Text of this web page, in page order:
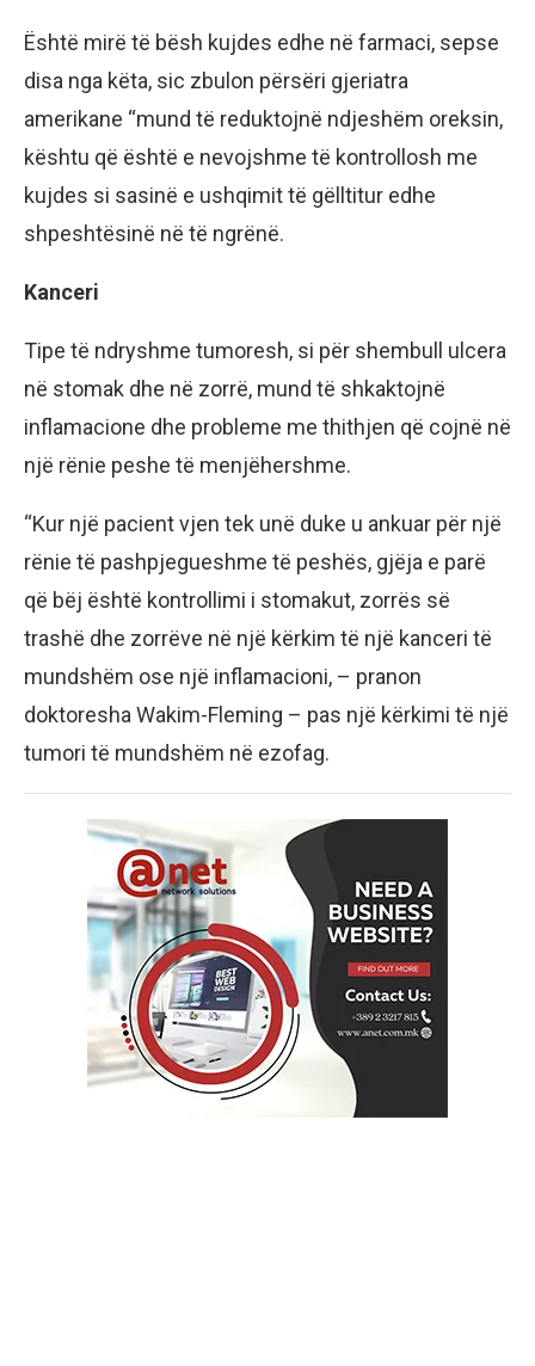
Ёshtё mirё tё bёsh kujdes edhe nё farmaci, sepse
disa nga kёta, sic zbulon pёrsёri gjeriatra
amerikane “mund tё reduktojnё ndjeshёm oreksin,
kёshtu qё ёshtё e nevojshme tё kontrollosh me
kujdes si sasinё e ushqimit tё gёlltitur edhe
shpeshtёsinё nё tё ngrёnё.
Kanceri
Tipe tё ndryshme tumoresh, si pёr shembull ulcera
nё stomak dhe nё zorrё, mund tё shkaktojnё
inflamacione dhe probleme me thithjen qё cojnё nё
njё rёnie peshe tё menjёhershme.
“Kur njё pacient vjen tek unё duke u ankuar pёr njё
rёnie tё pashpjegueshme tё peshёs, gjёja e parё
qё bёj ёshtё kontrollimi i stomakut, zorrёs sё
trashё dhe zorrёve nё njё kёrkim tё njё kanceri tё
mundshёm ose njё inflamacioni, – pranon
doktoresha Wakim-Fleming – pas njё kёrkimi tё njё
tumori tё mundshёm nё ezofag.